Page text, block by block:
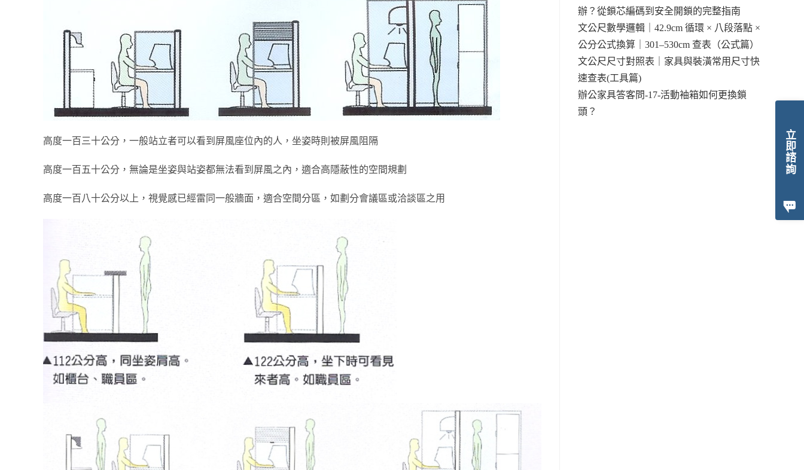
立即諮詢
高度一百三十公分，一般站立者可以看到屏風座位內的人，坐姿時則被屏風阻隔
高度一百五十公分，無論是坐姿與站姿都無法看到屏風之內，適合高隱蔽性的空間規劃
高度一百八十公分以上，視覺感已經雷同一般牆面，適合空間分區，如劃分會議區或洽談區之用
辦？從鎖芯編碼到安全開鎖的完整指南
文公尺數學邏輯｜42.9cm 循環 × 八段落點 ×
公分公式換算｜301–530cm 查表（公式篇）
文公尺尺寸對照表｜家具與裝潢常用尺寸快
速查表(工具篇)
辦公家具答客問-17-活動袖箱如何更換鎖
頭？